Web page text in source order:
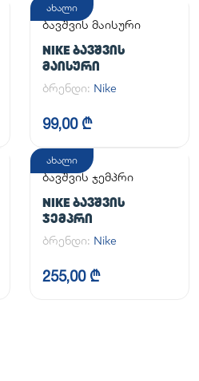
ახალი
ბავშვის მაისური
NIKE ᲑᲐᲕᲨᲕᲘᲡ
ᲛᲐᲘᲡᲣᲠᲘ
ბრენდი: Nike
99,00 ₾
ახალი
ბავშვის ჯემპრი
NIKE ᲑᲐᲕᲨᲕᲘᲡ
ᲯᲔᲛᲞᲠᲘ
ბრენდი: Nike
255,00 ₾